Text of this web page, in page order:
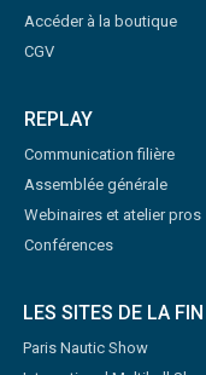
Accéder à la boutique
CGV
REPLAY
Communication filière
Assemblée générale
Webinaires et atelier pros
Conférences
LES SITES DE LA FIN
Paris Nautic Show